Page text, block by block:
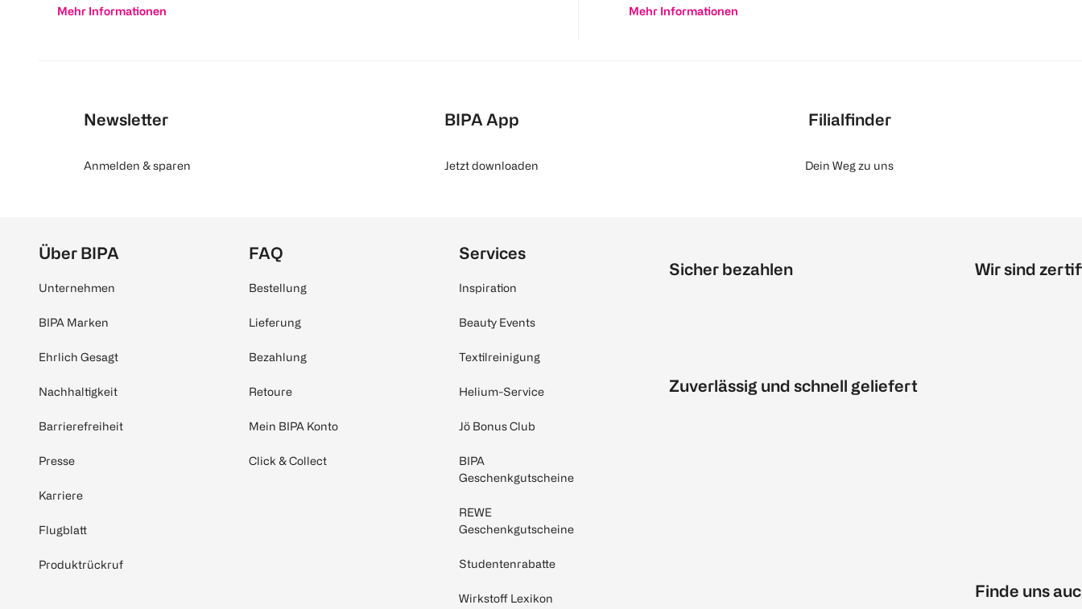
Mehr Informationen Mehr Informationen
Newsletter
Anmelden & sparen
BIPA App
Jetzt downloaden
Filialfinder
Dein Weg zu uns
Über BIPA
Unternehmen
BIPA Marken
Ehrlich Gesagt
Nachhaltigkeit
Barrierefreiheit
Presse
Karriere
Flugblatt
Produktrückruf
FAQ
Bestellung
Lieferung
Bezahlung
Retoure
Mein BIPA Konto
Click & Collect
Services
Inspiration
Beauty Events
Textilreinigung
Helium-Service
Jö Bonus Club
BIPA
Geschenkgutscheine
REWE
Geschenkgutscheine
Studentenrabatte
Wirkstoff Lexikon
Sicher bezahlen
Zuverlässig und schnell geliefert
Wir sind
Finde uns